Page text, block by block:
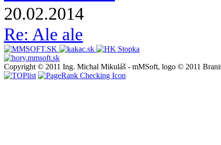
20.02.2014
Re: Ale ale
Copyright © 2011 Ing. Michal Mikuláš - mMSoft, logo © 2011